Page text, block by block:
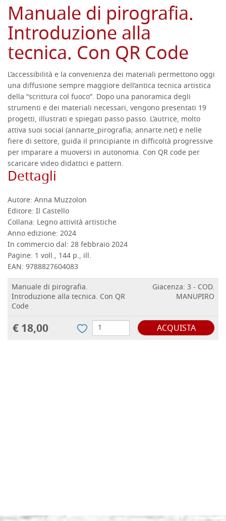
Manuale di pirografia.
Introduzione alla
tecnica. Con QR Code
L’accessibilità e la convenienza dei materiali permettono oggi
una diffusione sempre maggiore dell’antica tecnica artistica
della “scrittura col fuoco”. Dopo una panoramica degli
strumenti e dei materiali necessari, vengono presentati 19
progetti, illustrati e spiegati passo passo. L’autrice, molto
attiva suoi social (annarte_pirografia; annarte.net) e nelle
fiere di settore, guida il principiante in difficoltà progressive
per imparare a muoversi in autonomia. Con QR code per
scaricare video didattici e pattern.
Dettagli
Autore: Anna Muzzolon
Editore: Il Castello
Collana: Legno attività artistiche
Anno edizione: 2024
In commercio dal: 28 febbraio 2024
Pagine: 1 voll., 144 p., ill.
EAN: 9788827604083
Manuale di pirografia.
Introduzione alla tecnica. Con QR
Code
Giacenza: 3 - COD.
MANUPIRO
€ 18,00 ACQUISTA